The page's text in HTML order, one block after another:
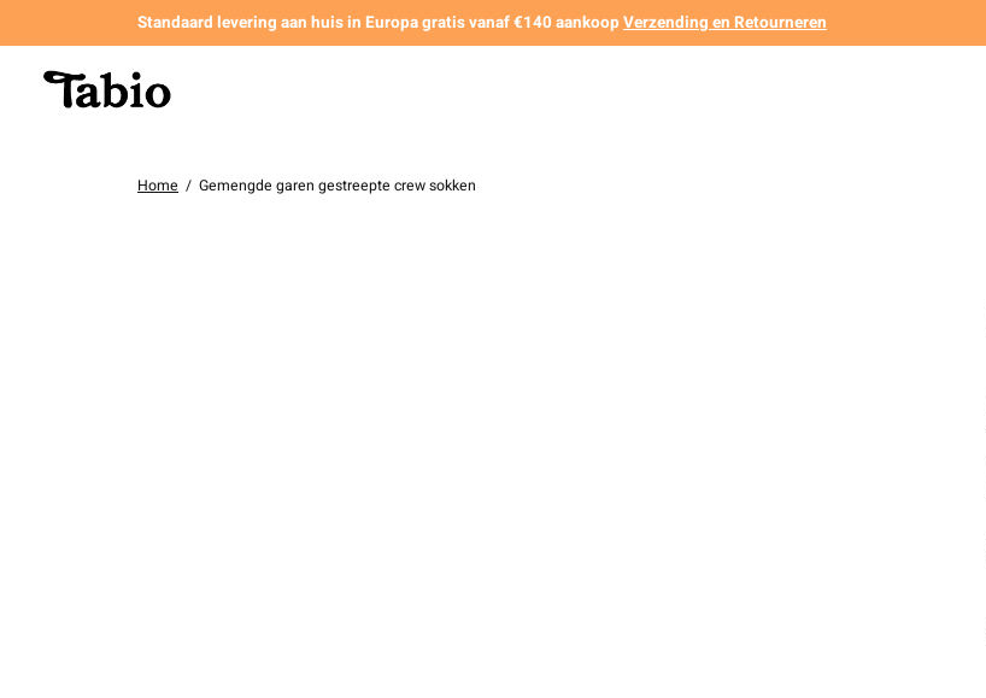
Standaard levering aan huis in Europa gratis vanaf €140 aankoop Verzending en Retourneren
Home / Gemengde garen gestreepte crew sokken